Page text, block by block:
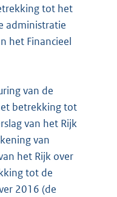
tot het
administratie
het Financieel
van de
betrekking tot
van het Rijk
van
het Rijk over
tot de
2016 (de